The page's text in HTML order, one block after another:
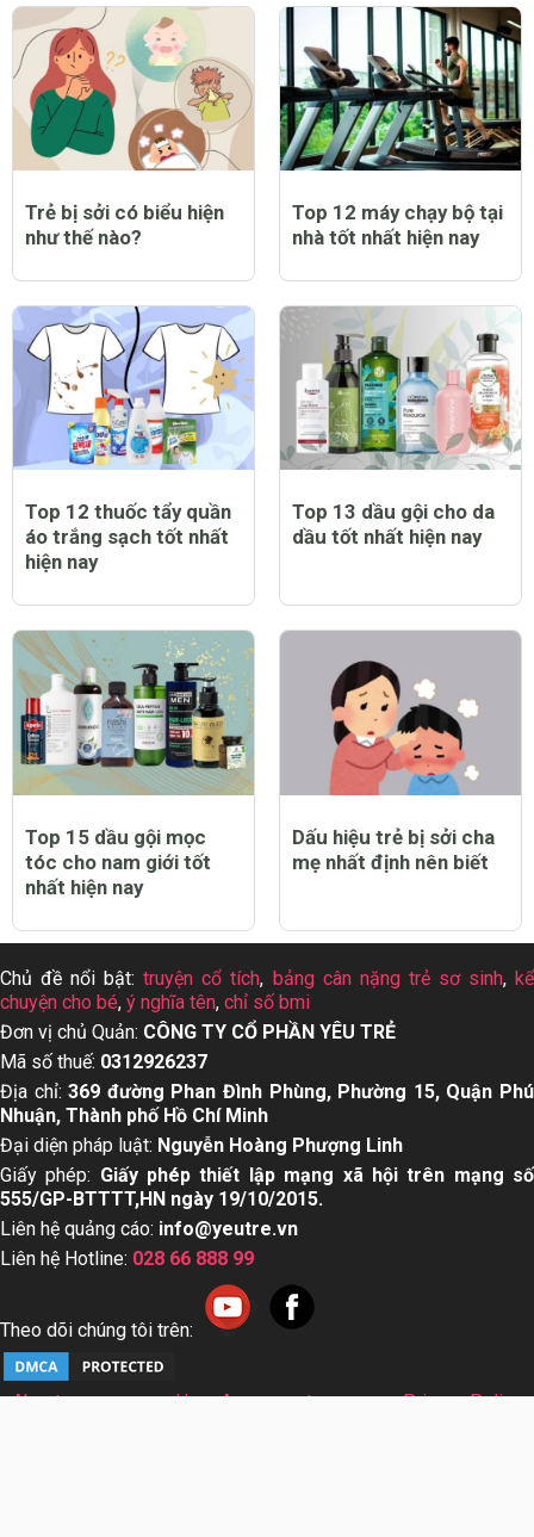
Trẻ bị sởi có biểu hiện
như thế nào?
Top 12 máy chạy bộ tại
nhà tốt nhất hiện nay
Top 12 thuốc tẩy quần
áo trắng sạch tốt nhất
hiện nay
Top 13 dầu gội cho da
dầu tốt nhất hiện nay
Top 15 dầu gội mọc
tóc cho nam giới tốt
nhất hiện nay
Dấu hiệu trẻ bị sởi cha
mẹ nhất định nên biết
Chủ đề nổi bật:truyện cổ tích, bảng cân nặng trẻ sơ sinh,kể
chuyện cho bé, ý nghĩa tên, chỉ số bmi
Đơn vị chủ Quản: CÔNG TY CỔ PHẦN YÊU TRẺ
Mã số thuế: 0312926237
Địa chỉ:369 đường Phan Đình Phùng, Phường 15, Quận Phú
Nhuận, Thành phố Hồ Chí Minh
Đại diện pháp luật: Nguyễn Hoàng Phượng Linh
Giấy phép: Giấy phép thiết lập mạng xã hội trên mạng số
555/GP-BTTTT,HN ngày 19/10/2015.
Liên hệ quảng cáo: info@yeutre.vn
Liên hệ Hotline: 028 66 888 99
Theo dõi chúng tôi trên:
About us User Agreement
Privacy Policy